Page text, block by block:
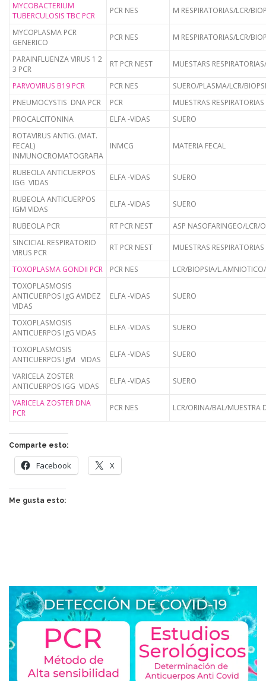
MYCOBACTERIUM
TUBERCULOSIS TBC PCR
PCR NES M RESPIRATORIAS/LCR/
MYCOPLASMA PCR
GENERICO
PCR NES M RESPIRATORIAS/LCR/
PARAINFLUENZA VIRUS 1 2
3 PCR
RT PCR NEST MUESTARS
PARVOVIRUS B19 PCR PCR NES
SUERO/PLASMA/LCR/
PNEUMOCYSTIS DNA PCR
PCR
MUESTRAS RESPIRATORIAS
PROCALCITONINA
ELFA -VIDAS
SUERO
ROTAVIRUS ANTIG. (MAT.
FECAL)
INMUNOCROMATOGRAFIA
INMCG MATERIA FECAL
RUBEOLA ANTICUERPOS
IGG VIDAS
ELFA -VIDAS SUERO
RUBEOLA ANTICUERPOS
IGM VIDAS
ELFA -VIDAS SUERO
RUBEOLA PCR RT PCR NEST
ASP NASOFARINGEO/LCR/
SINCICIAL RESPIRATORIO
VIRUS PCR
RT PCR NEST MUESTRAS RESPIRATORIAS
TOXOPLASMA GONDII PCR PCR NES
LCR/BIOPSIA/
TOXOPLASMOSIS
ANTICUERPOS IgG AVIDEZ
VIDAS
ELFA -VIDAS SUERO
TOXOPLASMOSIS
ANTICUERPOS IgG VIDAS
ELFA -VIDAS SUERO
TOXOPLASMOSIS
ANTICUERPOS IgM VIDAS
ELFA -VIDAS SUERO
VARICELA ZOSTER
ANTICUERPOS IGG VIDAS
ELFA -VIDAS SUERO
VARICELA ZOSTER DNA
PCR
PCR NES LCR/ORINA/BAL/MUESTRA
Comparte esto:
Facebook X
Me gusta esto: